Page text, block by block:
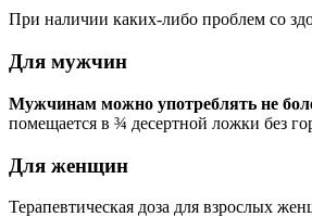
При наличии каких-либо проблем со
Для мужчин
Мужчинам можно употреблять не
помещается в ¾ десертной ложки без
Для женщин
Терапевтическая доза для взрослых